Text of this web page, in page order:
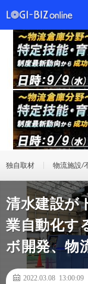
独自取材 物流施設/
清水建設が
業自動化す
ボ開発、物
2022.03.08 13:00:09